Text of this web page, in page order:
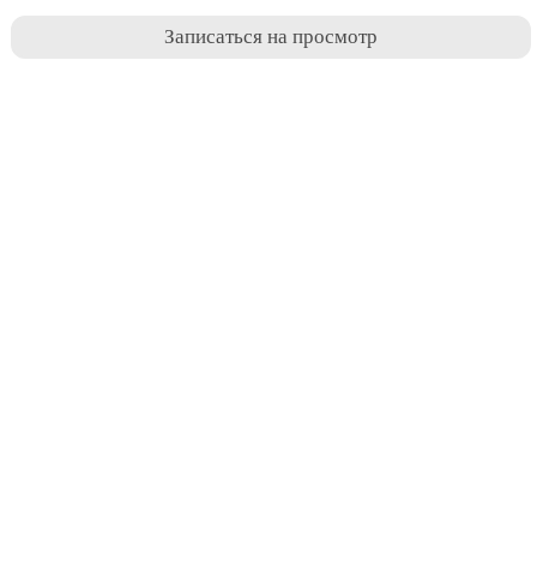
Записаться на просмотр